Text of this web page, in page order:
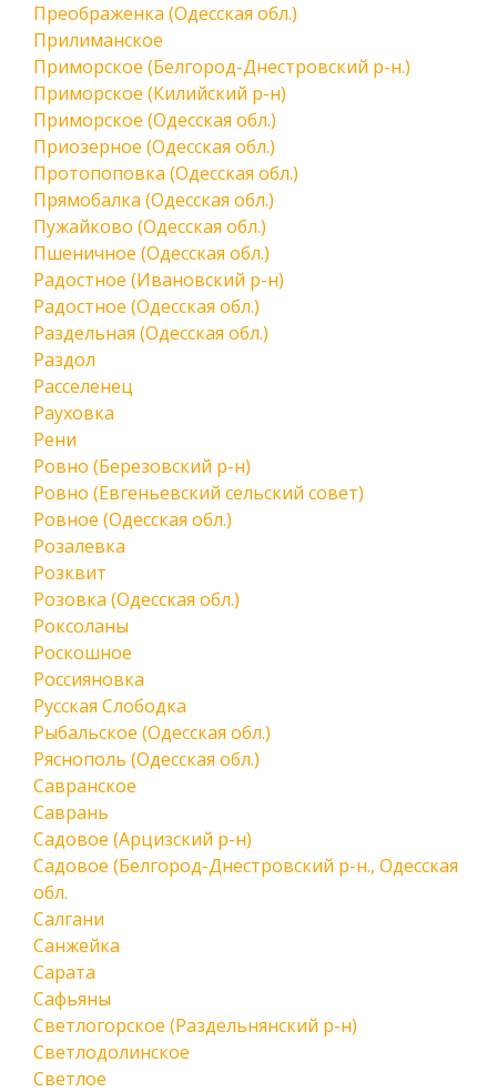
Преображенка (Одесская обл.)
Прилиманское
Приморское (Белгород-Днестровский р-н.)
Приморское (Килийский р-н)
Приморское (Одесская обл.)
Приозерное (Одесская обл.)
Протопоповка (Одесская обл.)
Прямобалка (Одесская обл.)
Пужайково (Одесская обл.)
Пшеничное (Одесская обл.)
Радостное (Ивановский р-н)
Радостное (Одесская обл.)
Раздельная (Одесская обл.)
Раздол
Расселенец
Рауховка
Рени
Ровно (Березовский р-н)
Ровно (Евгеньевский сельский совет)
Ровное (Одесская обл.)
Розалевка
Розквит
Розовка (Одесская обл.)
Роксоланы
Роскошное
Россияновка
Русская Слободка
Рыбальское (Одесская обл.)
Ряснополь (Одесская обл.)
Савранское
Саврань
Садовое (Арцизский р-н)
Садовое (Белгород-Днестровский р-н., Одесская
обл.
Салгани
Санжейка
Сарата
Сафьяны
Светлогорское (Раздельнянский р-н)
Светлодолинское
Светлое